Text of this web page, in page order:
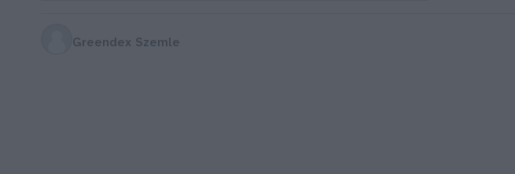
Greendex Szemle